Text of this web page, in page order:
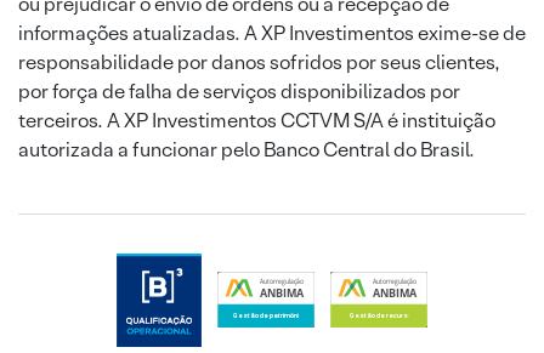
informações atualizadas. A XP Investimentos exime-se de
responsabilidade por danos sofridos por seus clientes,
por força de falha de serviços disponibilizados por
terceiros. A XP Investimentos CCTVM S/A é instituição
autorizada a funcionar pelo Banco Central do Brasil.